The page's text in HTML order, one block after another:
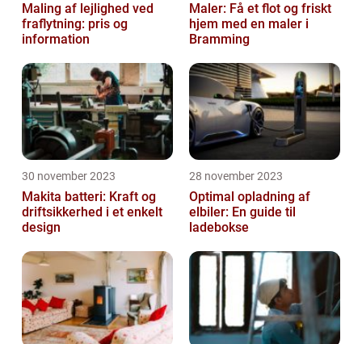
Maling af lejlighed ved
fraflytning: pris og
information
Maler: Få et flot og friskt
hjem med en maler i
Bramming
30 november 2023
Makita batteri: Kraft og
driftsikkerhed i et enkelt
design
28 november 2023
Optimal opladning af
elbiler: En guide til
ladebokse